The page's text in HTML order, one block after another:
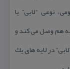
نوعی “لابی” یا
هم وصل می كند و
در لایه های یك